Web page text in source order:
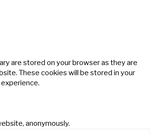
are stored on your browser as they are
These cookies will be stored in your
anonymously.